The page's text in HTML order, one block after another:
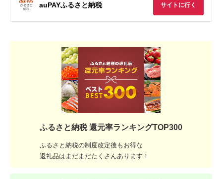
auPAYふるさと納税 サイトに行く
ふるさと納税 還元率ランキングTOP300
ふるさと納税の制度改定後もお得な
返礼品はまだまだたくさんあります！